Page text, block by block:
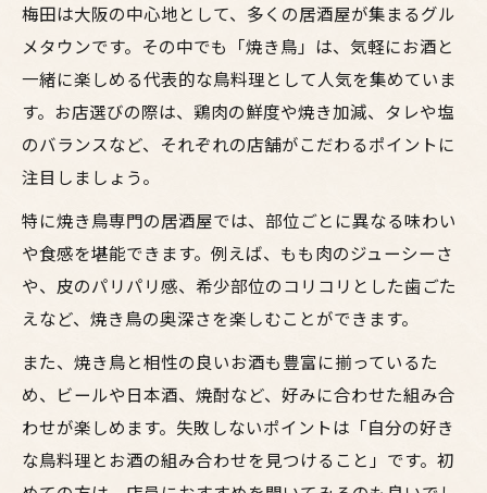
梅田は大阪の中心地として、多くの居酒屋が集まるグル
メタウンです。その中でも「焼き鳥」は、気軽にお酒と
一緒に楽しめる代表的な鳥料理として人気を集めていま
す。お店選びの際は、鶏肉の鮮度や焼き加減、タレや塩
のバランスなど、それぞれの店舗がこだわるポイントに
注目しましょう。
特に焼き鳥専門の居酒屋では、部位ごとに異なる味わい
や食感を堪能できます。例えば、もも肉のジューシーさ
や、皮のパリパリ感、希少部位のコリコリとした歯ごた
えなど、焼き鳥の奥深さを楽しむことができます。
また、焼き鳥と相性の良いお酒も豊富に揃っているた
め、ビールや日本酒、焼酎など、好みに合わせた組み合
わせが楽しめます。失敗しないポイントは「自分の好き
な鳥料理とお酒の組み合わせを見つけること」です。初